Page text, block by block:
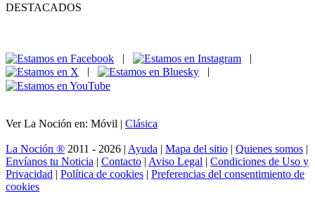
DESTACADOS
|
|
|
|
Ver La Noción en: Móvil | Clásica
La Noción ® 2011 - 2026 | Ayuda | Mapa del sitio | Quienes somos |
Envíanos tu Noticia | Contacto | Aviso Legal | Condiciones de Uso y
Privacidad | Política de cookies | Preferencias del consentimiento de
cookies